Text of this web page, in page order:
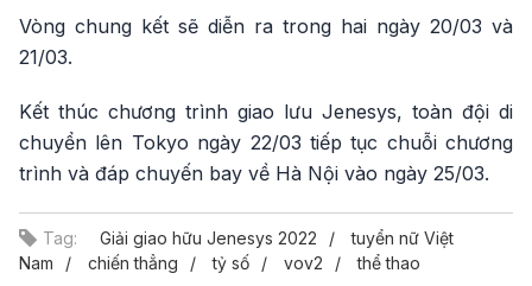
Vòng chung kết sẽ diễn ra trong hai ngày 20/03 và
21/03.
Kết thúc chương trình giao lưu Jenesys, toàn đội di
chuyển lên Tokyo ngày 22/03 tiếp tục chuỗi chương
trình và đáp chuyến bay về Hà Nội vào ngày 25/03.
Tag: Giải giao hữu Jenesys 2022
tuyển nữ Việt
Nam
chiến thẳng tỷ số vov2 thể thao